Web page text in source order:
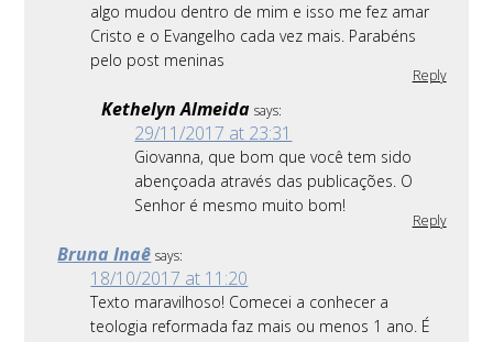
algo mudou dentro de mim e isso me fez amar
Cristo e o Evangelho cada vez mais. Parabéns
pelo post meninas
Reply
Kethelyn Almeida says:
29/11/2017 at 23:31
Giovanna, que bom que você tem sido
abençoada através das publicações. O
Senhor é mesmo muito bom!
Reply
Bruna Inaê says:
18/10/2017 at 11:20
Texto maravilhoso! Comecei a conhecer a
teologia reformada faz mais ou menos 1 ano. É